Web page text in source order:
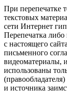
При перепечатке
текстовых
сети Интернет
Перепечатка либо
с настоящего
письменного
видеоматериалы,
использованы
и источника